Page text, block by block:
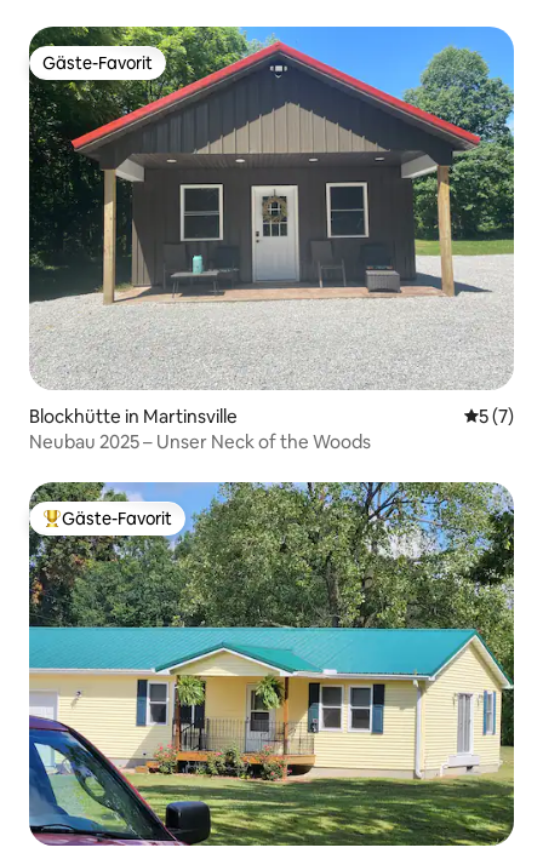
Gäste-Favorit
Gäste-Favorit
Blockhütte in Martinsville
5 (7)
Neubau 2025 – Unser Neck of the Woods
Beliebter Gäste-Favorit.
Gäste-Favorit